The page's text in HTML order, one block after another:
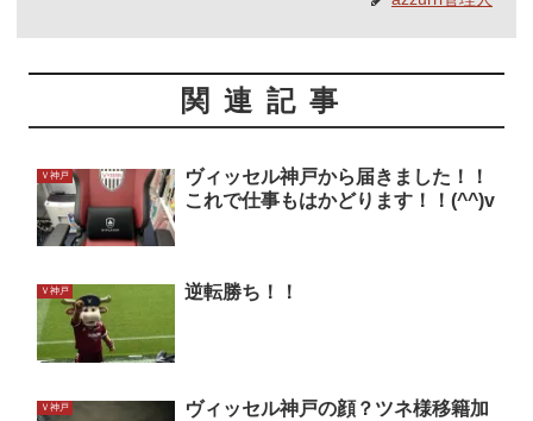
関連記事
Ｖ神戸
ヴィッセル神戸から届きました！！
これで仕事もはかどります！！(^^)v
Ｖ神戸 逆転勝ち！！
Ｖ神戸
ヴィッセル神戸の顔？ツネ様移籍加